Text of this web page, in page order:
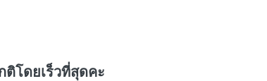
ติโดยเร็วที่สุดคะ